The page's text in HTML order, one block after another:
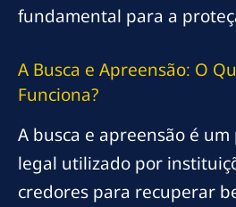
fundamental para a
A Busca e Apreensão: O
Funciona?
A busca e apreensão é
legal utilizado por
credores para recuperar